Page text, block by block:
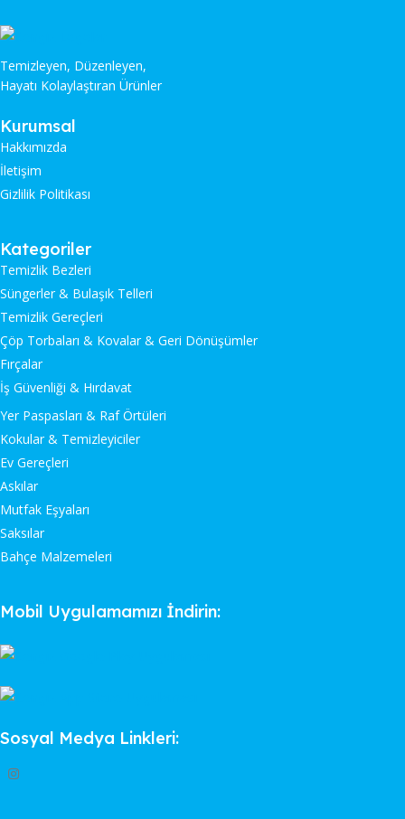
Temizleyen, Düzenleyen,
Hayatı Kolaylaştıran Ürünler
Kurumsal
Hakkımızda
İletişim
Gizlilik Politikası
Kategoriler
Temizlik Bezleri
Süngerler & Bulaşık Telleri
Temizlik Gereçleri
Çöp Torbaları & Kovalar & Geri Dönüşümler
Fırçalar
İş Güvenliği & Hırdavat
Yer Paspasları & Raf Örtüleri
Kokular & Temizleyiciler
Ev Gereçleri
Askılar
Mutfak Eşyaları
Saksılar
Bahçe Malzemeleri
Mobil Uygulamamızı İndirin:
Sosyal Medya Linkleri: